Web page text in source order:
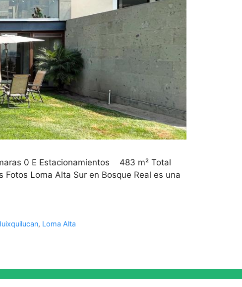
0 E Estacionamientos 483 m² Total
Loma Alta Sur en Bosque Real es una
, Loma Alta